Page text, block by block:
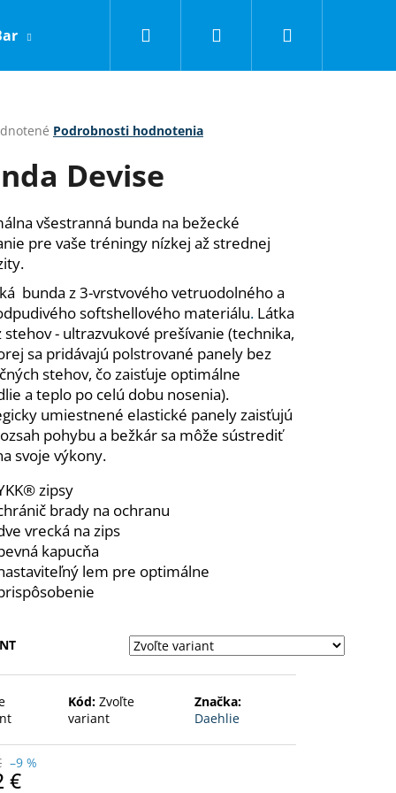
Obchodné podmienky
Hľadať PrihlásenieNákupný
Podrobnosti hodnotenia
Devise
všestranná bunda na bežecké
pre vaše tréningy nízkej až strednej
bunda z 3-vrstvového vetruodolného a
softshellového materiálu. Látka
stehov - ultrazvukové prešívanie (technika,
sa pridávajú polstrované panely bez
stehov, čo zaisťuje optimálne
a teplo po celú dobu nosenia).
umiestnené elastické panely zaisťujú
pohybu a bežkár sa môže sústrediť
svoje výkony.
zipsy
brady na ochranu
vrecká na zips
kapucňa
lem pre optimálne
Kód: Zvoľte
variant
Značka:
Daehlie
–9 %
€
Nasledujúce
TRIČKO